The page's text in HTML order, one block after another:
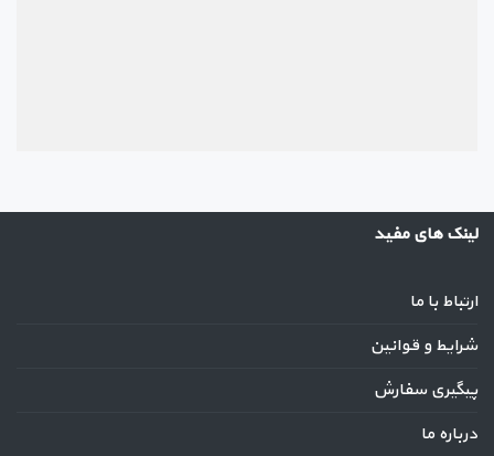
لینک های مفید
ارتباط با ما
شرایط و قوانین
پیگیری سفارش
درباره ما